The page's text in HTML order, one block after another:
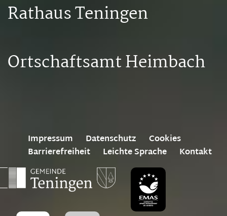
Rathaus Teningen
Ortschaftsamt Heimbach
Impressum Datenschutz
Cookies
Barrierefreiheit
Leichte Sprache Kontakt